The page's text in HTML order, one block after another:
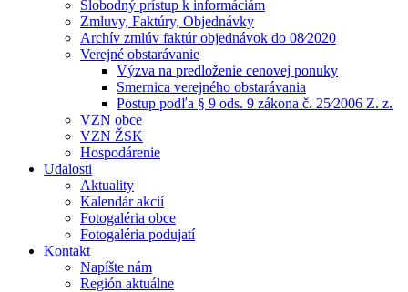
Slobodný prístup k informáciám
Zmluvy, Faktúry, Objednávky
Archív zmlúv faktúr objednávok do 08⁄2020
Verejné obstarávanie
Výzva na predloženie cenovej ponuky
Smernica verejného obstarávania
Postup podľa § 9 ods. 9 zákona č. 25⁄2006 Z. z.
VZN obce
VZN ŽSK
Hospodárenie
Udalosti
Aktuality
Kalendár akcií
Fotogaléria obce
Fotogaléria podujatí
Kontakt
Napíšte nám
Región aktuálne